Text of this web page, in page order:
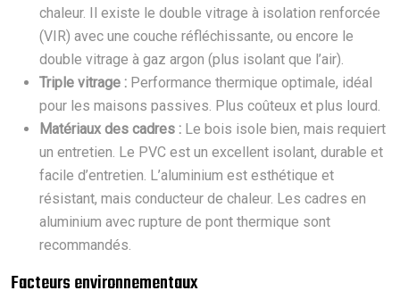
chaleur. Il existe le double vitrage à isolation renforcée
(VIR) avec une couche réfléchissante, ou encore le
double vitrage à gaz argon (plus isolant que l’air).
Triple vitrage : Performance thermique optimale, idéal
pour les maisons passives. Plus coûteux et plus lourd.
Matériaux des cadres : Le bois isole bien, mais requiert
un entretien. Le PVC est un excellent isolant, durable et
facile d’entretien. L’aluminium est esthétique et
résistant, mais conducteur de chaleur. Les cadres en
aluminium avec rupture de pont thermique sont
recommandés.
Facteurs environnementaux